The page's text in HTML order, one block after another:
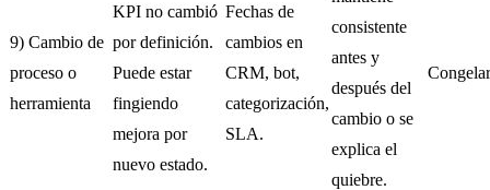
9) Cambio de
proceso o
herramienta
KPI no cambió
por definición.
Puede estar
fingiendo
mejora por
nuevo estado.
Fechas de
cambios en
CRM, bot,
categorización,
SLA.
consistente
antes y
después del
cambio o se
explica el
quiebre.
Congelar